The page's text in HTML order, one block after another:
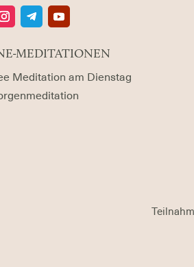
MEDITATIONEN
Meditation am Dienstag